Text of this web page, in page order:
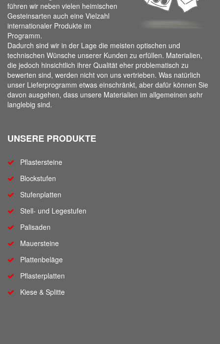
führen wir neben vielen heimischen
Gesteinsarten auch eine Vielzahl
internationaler Produkte im
Programm.
Dadurch sind wir in der Lage die meisten optischen und
technischen Wünsche unserer Kunden zu erfüllen. Materialien,
die jedoch hinsichtlich ihrer Qualität eher problematisch zu
bewerten sind, werden nicht von uns vertrieben. Was natürlich
unser Lieferprogramm etwas einschränkt, aber dafür können Sie
davon ausgehen, dass unsere Materialien im allgemeinen sehr
langlebig sind.
UNSERE PRODUKTE
Pflastersteine
Blockstufen
Stufenplatten
Stell- und Legestufen
Palisaden
Mauersteine
Plattenbeläge
Pflasterplatten
Kiese & Splitte